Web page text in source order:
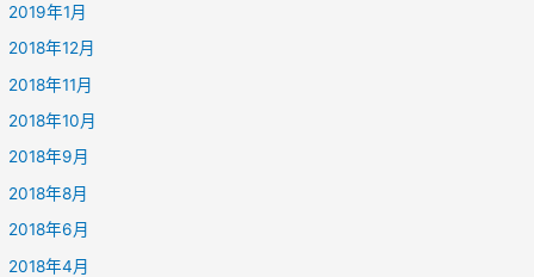
2019年1月
2018年12月
2018年11月
2018年10月
2018年9月
2018年8月
2018年6月
2018年4月